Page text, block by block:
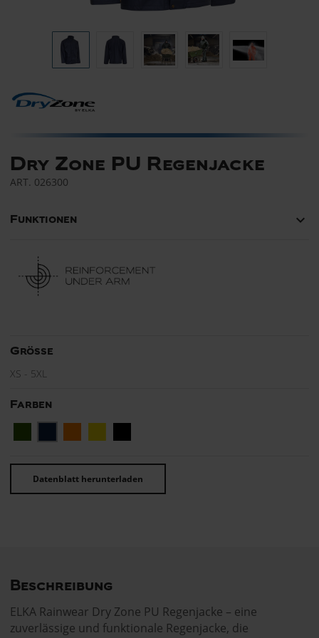
Dry Zone PU Regenjacke
ART. 026300
Funktionen keyboard_arrow_down
Grösse
XS - 5XL
Farben
Datenblatt herunterladen
Beschreibung
ELKA Rainwear Dry Zone PU Regenjacke – eine
zuverlässige und funktionale Regenjacke, die